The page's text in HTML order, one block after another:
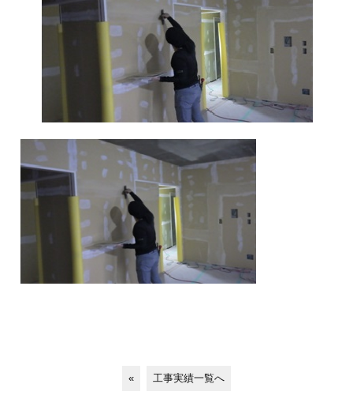
« 工事実績一覧へ